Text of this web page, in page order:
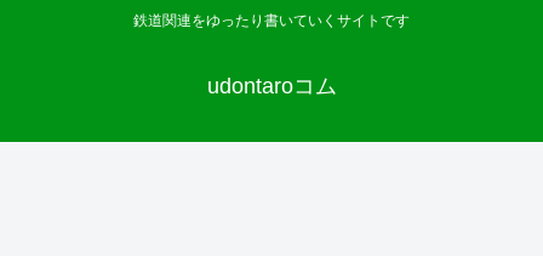
鉄道関連をゆったり書いていくサイトです
udontaroコム